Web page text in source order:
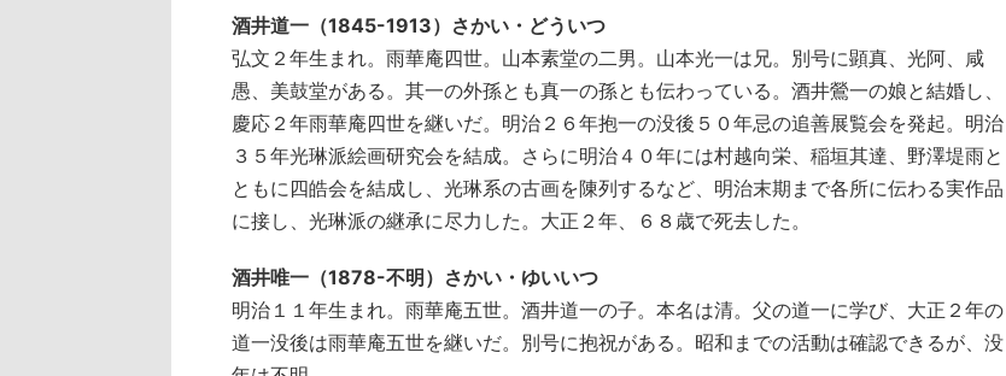
酒井道一（1845-1913）さかい・どういつ
弘文２年生まれ。雨華庵四世。山本素堂の二男。山本光一は兄。別号に顕真、光阿、咸
愚、美鼓堂がある。其一の外孫とも真一の孫とも伝わっている。酒井鶯一の娘と結婚し、
慶応２年雨華庵四世を継いだ。明治２６年抱一の没後５０年忌の追善展覧会を発起。明治
３５年光琳派絵画研究会を結成。さらに明治４０年には村越向栄、稲垣其達、野澤堤雨と
ともに四皓会を結成し、光琳系の古画を陳列するなど、明治末期まで各所に伝わる実作品
に接し、光琳派の継承に尽力した。大正２年、６８歳で死去した。
酒井唯一（1878-不明）さかい・ゆいいつ
明治１１年生まれ。雨華庵五世。酒井道一の子。本名は清。父の道一に学び、大正２年の
道一没後は雨華庵五世を継いだ。別号に抱祝がある。昭和までの活動は確認できるが、没